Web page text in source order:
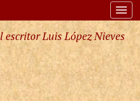
Luis López Nieves